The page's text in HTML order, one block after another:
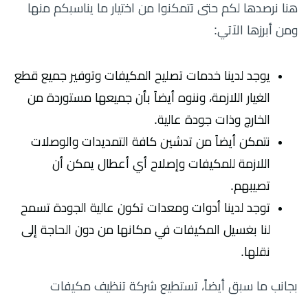
هنا نرصدها لكم حتى تتمكنوا من اختيار ما يناسبكم منها
ومن أبرزها الآتي:
يوجد لدينا خدمات تصليح المكيفات وتوفير جميع قطع
الغيار اللازمة، وننوه أيضاً بأن جميعها مستوردة من
الخارج وذات جودة عالية.
نتمكن أيضاً من تدشين كافة التمديدات والوصلات
اللازمة للمكيفات وإصلاح أي أعطال يمكن أن
تصيبهم.
توجد لدينا أدوات ومعدات تكون عالية الجودة تسمح
لنا بغسيل المكيفات في مكانها من دون الحاجة إلى
نقلها.
بجانب ما سبق أيضاً، تستطيع شركة تنظيف مكيفات